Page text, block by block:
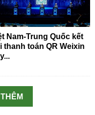
Nam-Trung Quốc kết
thanh toán QR Weixin